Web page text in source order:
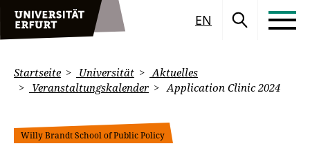
EN
Startseite Universität
Aktuelles
Veranstaltungskalender
Application Clinic 2024
Willy Brandt School of Public Policy